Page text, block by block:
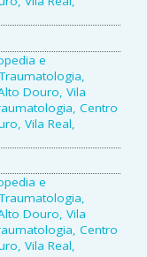
e
Douro, Vila
Centro
Vila Real,
e
Douro, Vila
Centro
Vila Real,